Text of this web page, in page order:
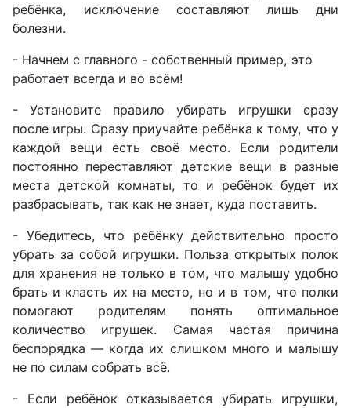
ребёнка, исключение составляют лишь дни
болезни.
- Начнем с главного - собственный пример, это
работает всегда и во всём!
- Установите правило убирать игрушки сразу
после игры. Сразу приучайте ребёнка к тому, что у
каждой вещи есть своё место. Если родители
постоянно переставляют детские вещи в разные
места детской комнаты, то и ребёнок будет их
разбрасывать, так как не знает, куда поставить.
- Убедитесь, что ребёнку действительно просто
убрать за собой игрушки. Польза открытых полок
для хранения не только в том, что малышу удобно
брать и класть их на место, но и в том, что полки
помогают родителям понять оптимальное
количество игрушек. Самая частая причина
беспорядка — когда их слишком много и малышу
не по силам собрать всё.
- Если ребёнок отказывается убирать игрушки,